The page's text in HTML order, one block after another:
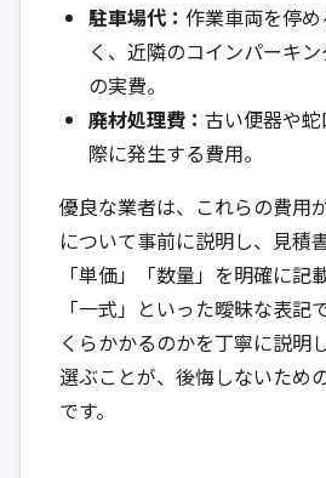
駐車場代： 作業車両を停
く、近隣のコインパーキ
の実費。
廃材処理費： 古い便器や
際に発生する費用。
優良な業者は、これらの費用
について事前に説明し、見積
「単価」「数量」を明確に記
「一式」といった曖昧な表記
くらかかるのかを丁寧に説明
選ぶことが、後悔しないため
です。